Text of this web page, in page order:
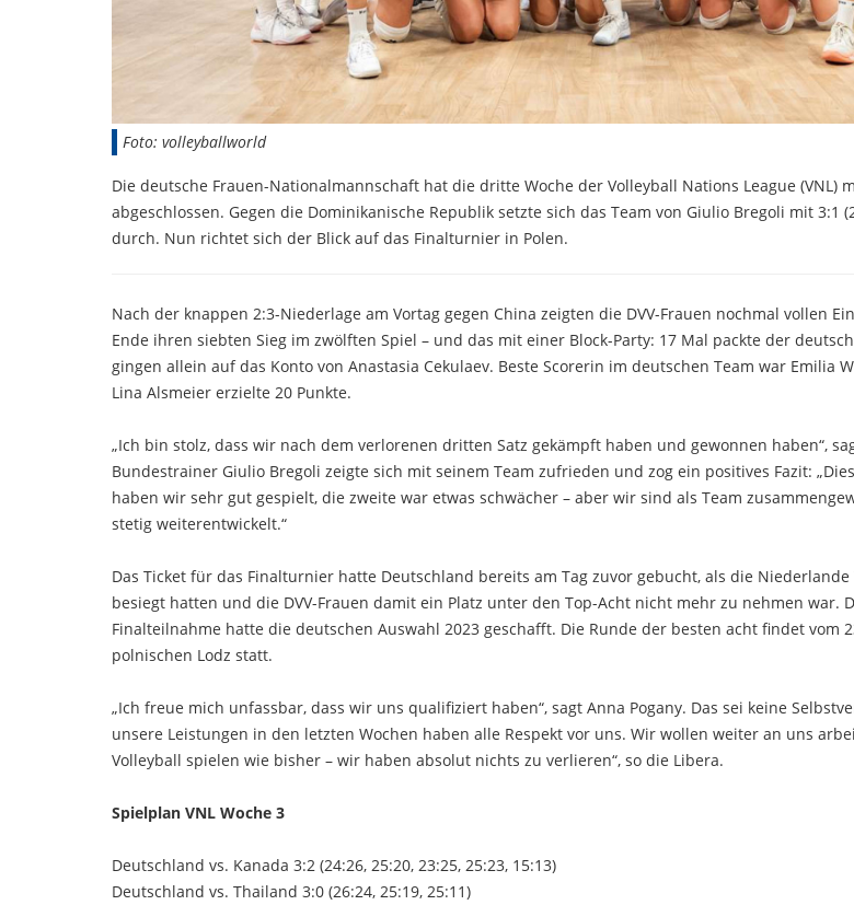
Foto: volleyballworld
Die deutsche Frauen-Nationalmannschaft hat die dritte Woche der Volleyball Nations League (VNL)
abgeschlossen. Gegen die Dominikanische Republik setzte sich das Team von Giulio Bregoli mit 3:1
durch. Nun richtet sich der Blick auf das Finalturnier in Polen.
Nach der knappen 2:3-Niederlage am Vortag gegen China zeigten die DVV-Frauen nochmal vollen
Ende ihren siebten Sieg im zwölften Spiel – und das mit einer Block-Party: 17 Mal packte der
gingen allein auf das Konto von Anastasia Cekulaev. Beste Scorerin im deutschen Team war Emilia
Lina Alsmeier erzielte 20 Punkte.
„Ich bin stolz, dass wir nach dem verlorenen dritten Satz gekämpft haben und gewonnen haben“,
Bundestrainer Giulio Bregoli zeigte sich mit seinem Team zufrieden und zog ein positives Fazit:
haben wir sehr gut gespielt, die zweite war etwas schwächer – aber wir sind als Team
stetig weiterentwickelt.“
Das Ticket für das Finalturnier hatte Deutschland bereits am Tag zuvor gebucht, als die Niederlande
besiegt hatten und die DVV-Frauen damit ein Platz unter den Top-Acht nicht mehr zu nehmen war.
Finalteilnahme hatte die deutschen Auswahl 2023 geschafft. Die Runde der besten acht findet vom
polnischen Lodz statt.
„Ich freue mich unfassbar, dass wir uns qualifiziert haben“, sagt Anna Pogany. Das sei keine
unsere Leistungen in den letzten Wochen haben alle Respekt vor uns. Wir wollen weiter an uns
Volleyball spielen wie bisher – wir haben absolut nichts zu verlieren“, so die Libera.
Spielplan VNL Woche 3
Deutschland vs. Kanada 3:2 (24:26, 25:20, 23:25, 25:23, 15:13)
Deutschland vs. Thailand 3:0 (26:24, 25:19, 25:11)